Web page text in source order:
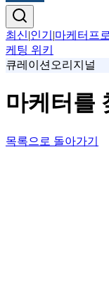
최신|인기 |마케터프
케팅 위키
큐레이션 오리지널
마케터를
목록으로 돌아가기